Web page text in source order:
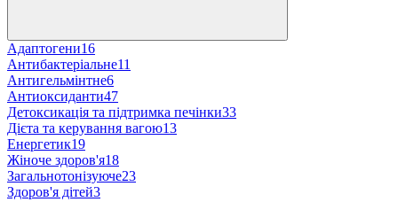
Адаптогени16
Антибактеріальне11
Антигельмінтне6
Антиоксиданти47
Детоксикація та підтримка печінки33
Дієта та керування вагою13
Енергетик19
Жіноче здоров'я18
Загальнотонізуюче23
Здоров'я дітей3